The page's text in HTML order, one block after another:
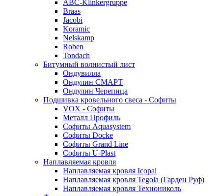
ABC-Klinkergruppe
Braas
Jacobi
Koramic
Nelskamp
Roben
Tondach
Битумный волнистый лист
Ондувилла
Ондулин СМАРТ
Ондулин Черепица
Подшивка кровельного свеса - Софиты
VOX - Софиты
Металл Профиль
Софиты Aquasystem
Софиты Docke
Софиты Grand Line
Софиты U-Plast
Наплавляемая кровля
Наплавляемая кровля Icopal
Наплавляемая кровля Tegola (Гарден Руф)
Наплавляемая кровля Технониколь